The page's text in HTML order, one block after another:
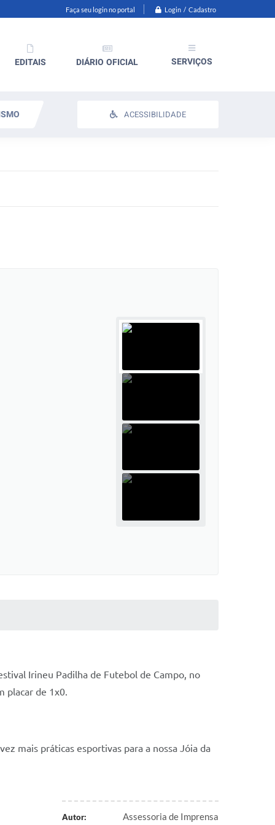
Faça seu login no portal Login / Cadastro
EDITAIS DIÁRIO OFICIAL SERVIÇOS
ACESSIBILIDADE
Irineu Padilha de Futebol de Campo, no
placar de 1x0.
mais práticas esportivas para a nossa Jóia da
Autor: Assessoria de Imprensa